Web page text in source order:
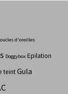
d'oreilles
Doggybox Epilation
teintGula